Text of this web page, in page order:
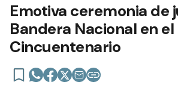
Emotiva ceremonia de
Bandera Nacional en
Cincuentenario